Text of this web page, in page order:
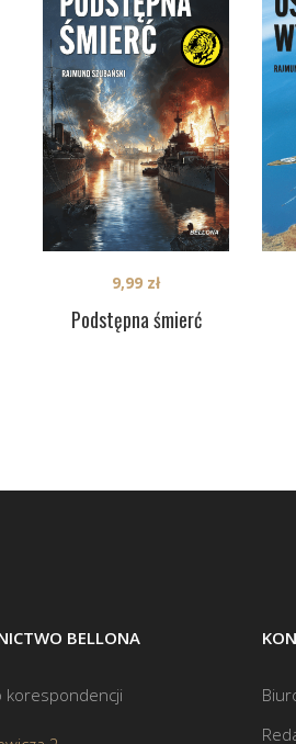
Podstępna śmierć
9,99 zł
BELLONA
korespondencji